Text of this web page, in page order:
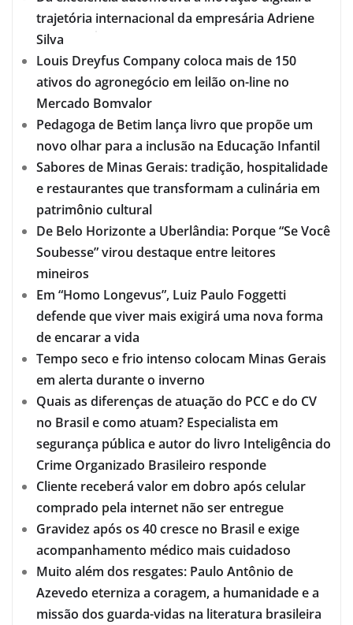
trajetória internacional da empresária Adriene
Silva
Louis Dreyfus Company coloca mais de 150
ativos do agronegócio em leilão on-line no
Mercado Bomvalor
Pedagoga de Betim lança livro que propõe um
novo olhar para a inclusão na Educação Infantil
Sabores de Minas Gerais: tradição, hospitalidade
e restaurantes que transformam a culinária em
patrimônio cultural
De Belo Horizonte a Uberlândia: Porque “Se Você
Soubesse” virou destaque entre leitores
mineiros
Em “Homo Longevus”, Luiz Paulo Foggetti
defende que viver mais exigirá uma nova forma
de encarar a vida
Tempo seco e frio intenso colocam Minas Gerais
em alerta durante o inverno
Quais as diferenças de atuação do PCC e do CV
no Brasil e como atuam? Especialista em
segurança pública e autor do livro Inteligência do
Crime Organizado Brasileiro responde
Cliente receberá valor em dobro após celular
comprado pela internet não ser entregue
Gravidez após os 40 cresce no Brasil e exige
acompanhamento médico mais cuidadoso
Muito além dos resgates: Paulo Antônio de
Azevedo eterniza a coragem, a humanidade e a
missão dos guarda-vidas na literatura brasileira